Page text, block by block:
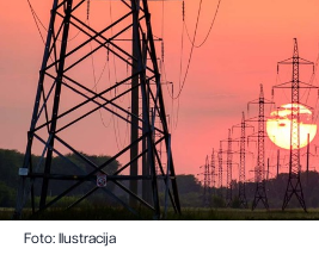
Foto: Ilustracija